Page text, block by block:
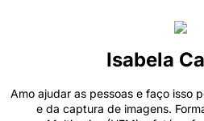
Isabela
Amo ajudar as pessoas e faço isso
e da captura de imagens.